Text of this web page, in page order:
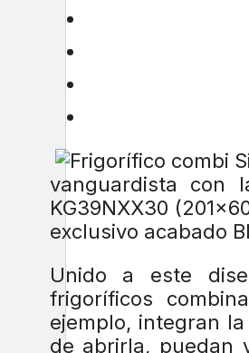
vanguardista con
KG39NXX30
exclusivo acabado
Unido a este
frigoríficos
ejemplo, integran
de abrirla, puedan